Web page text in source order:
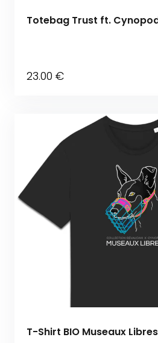
Totebag Trust ft.
23.00 €
T-Shirt BIO Museaux